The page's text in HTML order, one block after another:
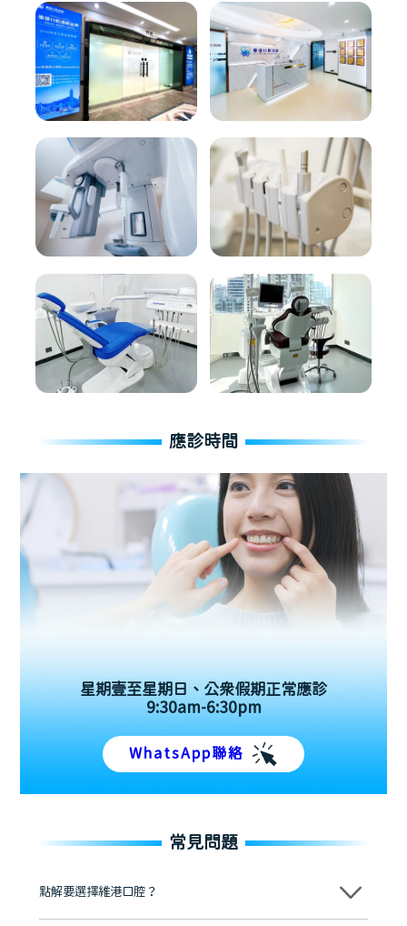
應診時間
星期壹至星期日、公眾假期正常應診
9:30am-6:30pm
WhatsApp聯絡
常見問題
點解要選擇維港口腔？
維港口腔踐行「醫道濟世」的大學校訓，各分院匯聚來自香港、內地的